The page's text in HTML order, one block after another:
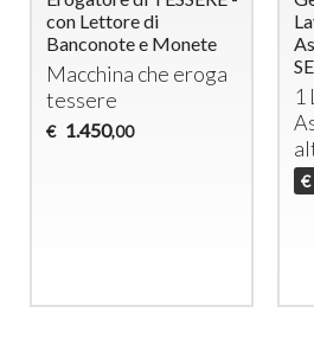
Caffè NESPRESSO /
BORBONE con
Gettoniera elettronica
e lettore di tessere
ricaricabili
Distributore di